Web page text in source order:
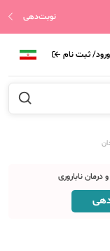
نوبت‌دهی
ورود/ ثبت نام
ناباروری